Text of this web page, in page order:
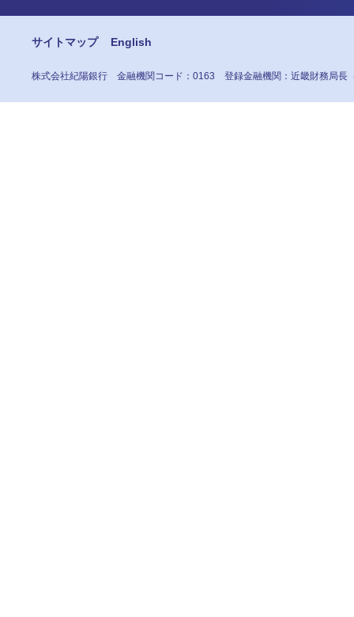
サイトマップ English
株式会社紀陽銀行 金融機関コード：0163 登録金融機関：近畿財務局長